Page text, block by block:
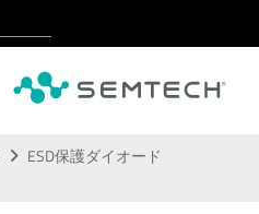
ESD保護ダイオード